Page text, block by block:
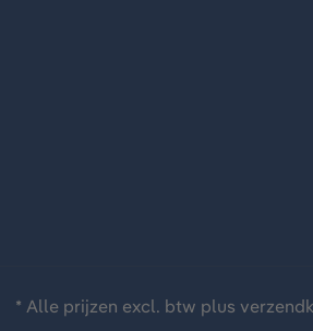
* Alle prijzen excl. btw plus